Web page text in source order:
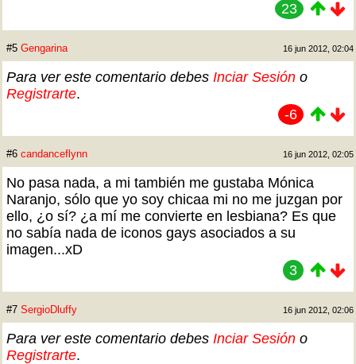
23
#5 Gengarina 16 jun 2012, 02:04
Para ver este comentario debes Inciar Sesión o
Registrarte.
-6
#6 candanceflynn 16 jun 2012, 02:05
No pasa nada, a mi también me gustaba Mónica
Naranjo, sólo que yo soy chicaa mi no me juzgan por
ello, ¿o sí? ¿a mí me convierte en lesbiana? Es que
no sabía nada de iconos gays asociados a su
imagen...xD
3
#7 SergioDluffy 16 jun 2012, 02:06
Para ver este comentario debes Inciar Sesión o
Registrarte.